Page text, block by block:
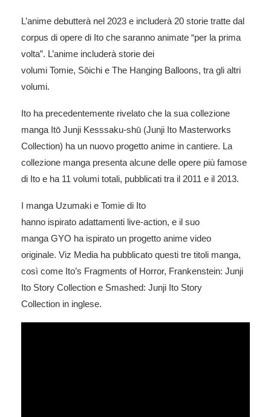
L’anime debutterà nel 2023 e includerà 20 storie tratte dal
corpus di opere di Ito che saranno animate “per la prima
volta”. L’anime includerà storie dei
volumi Tomie, Sōichi e The Hanging Balloons, tra gli altri
volumi.
Ito ha precedentemente rivelato che la sua collezione
manga Itō Junji Kesssaku-shū (Junji Ito Masterworks
Collection) ha un nuovo progetto anime in cantiere. La
collezione manga presenta alcune delle opere più famose
di Ito e ha 11 volumi totali, pubblicati tra il 2011 e il 2013.
I manga Uzumaki e Tomie di Ito
hanno ispirato adattamenti live-action, e il suo
manga GYO ha ispirato un progetto anime video
originale. Viz Media ha pubblicato questi tre titoli manga,
così come Ito’s Fragments of Horror, Frankenstein: Junji
Ito Story Collection e Smashed: Junji Ito Story
Collection in inglese.